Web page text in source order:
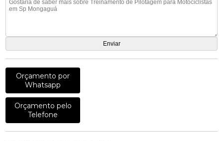
Orçamento por
Whatsapp
Orçamento pelo
Telefone